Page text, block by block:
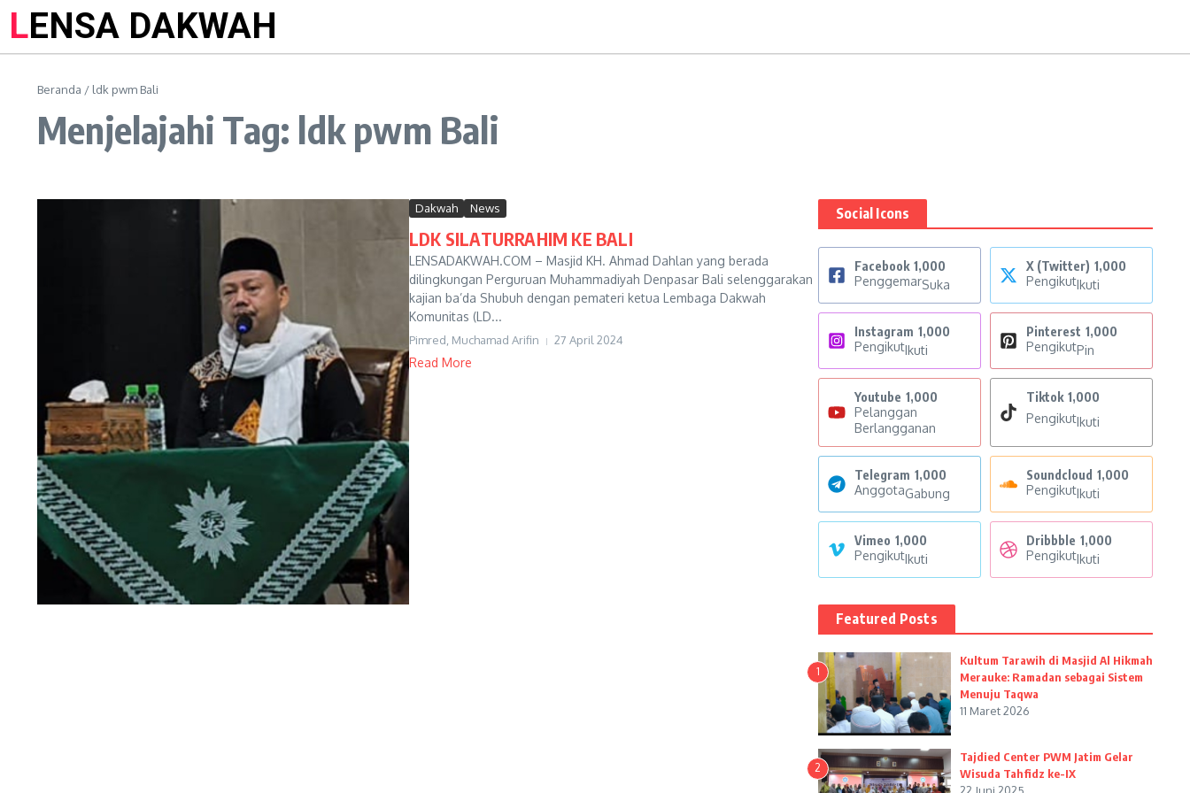
LENSA DAKWAH
Beranda / ldk pwm Bali
Menjelajahi Tag: ldk pwm Bali
Dakwah News
LDK SILATURRAHIM KE BALI
LENSADAKWAH.COM – Masjid KH. Ahmad Dahlan yang berada
dilingkungan Perguruan Muhammadiyah Denpasar Bali selenggarakan
kajian ba’da Shubuh dengan pemateri ketua Lembaga Dakwah
Komunitas (LD...
Pimred, Muchamad Arifin 27 April 2024
Read More
Social Icons
Facebook 1,000
PenggemarSuka
X (Twitter) 1,000
PengikutIkuti
Instagram 1,000
PengikutIkuti
Pinterest 1,000
PengikutPin
Youtube 1,000
Pelanggan
Berlangganan
Tiktok 1,000
PengikutIkuti
Telegram 1,000
AnggotaGabung
Soundcloud 1,000
PengikutIkuti
Vimeo 1,000
PengikutIkuti
Dribbble 1,000
PengikutIkuti
Featured Posts
1
Kultum Tarawih di Masjid Al Hikmah
Merauke: Ramadan sebagai Sistem
Menuju Taqwa
11 Maret 2026
2
Tajdied Center PWM Jatim Gelar
Wisuda Tahfidz ke-IX